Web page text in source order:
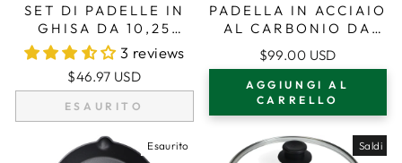
SET DI PADELLE IN
GHISA DA 10,25
POLLICI/26 CM,
MANICI IN
SILICONE,
COPERCHIO IN
VETRO,
DETERGENTE PER
GHISA, RASCHIETTO
3 reviews
$46.97 USD
ESAURITO
PADELLA IN ACCIAIO
AL CARBONIO DA
12" (30 CM), 1
IMPUGNATURA IN
SILICONE, 1
RASCHIETTO
$99.00 USD
AGGIUNGI AL
CARRELLO
Esaurito Saldi